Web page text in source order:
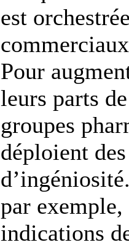
est
Pour
leurs parts
groupes
déploient
par
indications